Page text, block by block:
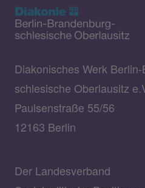
Diakonisches Werk
schlesische Oberlausitz
Paulsenstraße 55/56
12163 Berlin
Der Landesverband